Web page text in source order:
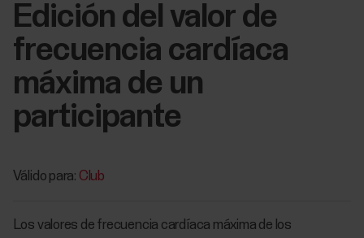
Edición del valor de
frecuencia cardíaca
máxima de un
participante
Válido para: Club
Los valores de frecuencia cardíaca máxima de los